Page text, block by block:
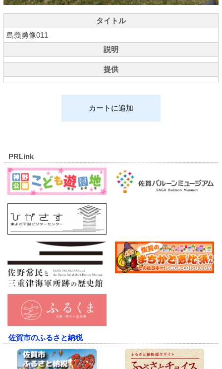
タイトル
島義勇像011
説明
提供
PRLink
佐賀市のふるさと納税